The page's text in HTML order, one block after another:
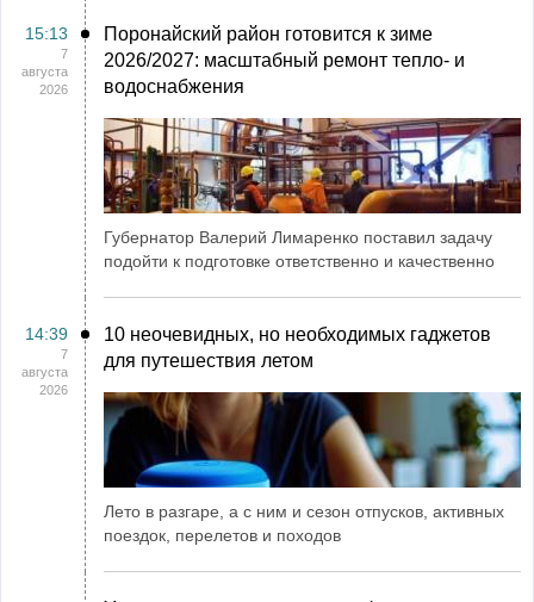
15:13
7
августа
2026
Поронайский район готовится к зиме
2026/2027: масштабный ремонт тепло- и
водоснабжения
Губернатор Валерий Лимаренко поставил задачу
подойти к подготовке ответственно и качественно
14:39
7
августа
2026
10 неочевидных, но необходимых гаджетов
для путешествия летом
Лето в разгаре, а с ним и сезон отпусков, активных
поездок, перелетов и походов